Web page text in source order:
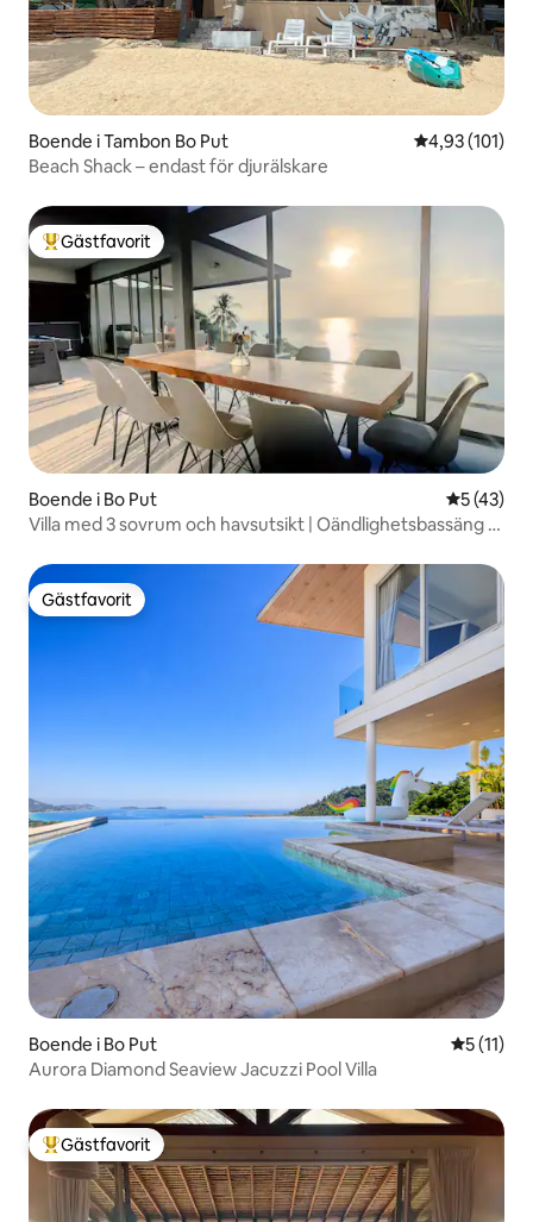
Boende i Tambon Bo Put 4,93 av 5 i
4,93 (101)
Beach Shack – endast för djurälskare
Populär gästfavorit
Gästfavorit
Boende i Bo Put 5 av 5 i
5 (43)
Villa med 3 sovrum och havsutsikt | Oändlighetsbassäng |
Gästfavorit
Gästfavorit
Boende i Bo Put 5 av 5 i
5 (11)
Aurora Diamond Seaview Jacuzzi Pool Villa
Populär gästfavorit
Gästfavorit